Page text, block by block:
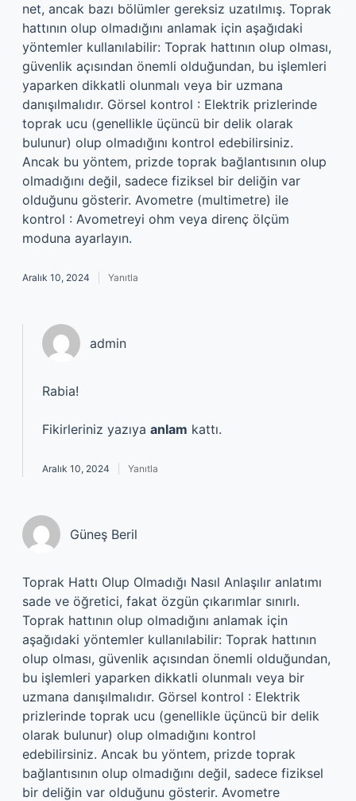
net, ancak bazı bölümler gereksiz uzatılmış. Toprak
hattının olup olmadığını anlamak için aşağıdaki
yöntemler kullanılabilir: Toprak hattının olup olması,
güvenlik açısından önemli olduğundan, bu işlemleri
yaparken dikkatli olunmalı veya bir uzmana
danışılmalıdır. Görsel kontrol : Elektrik prizlerinde
toprak ucu (genellikle üçüncü bir delik olarak
bulunur) olup olmadığını kontrol edebilirsiniz.
Ancak bu yöntem, prizde toprak bağlantısının olup
olmadığını değil, sadece fiziksel bir deliğin var
olduğunu gösterir. Avometre (multimetre) ile
kontrol : Avometreyi ohm veya direnç ölçüm
moduna ayarlayın.
Aralık 10, 2024 Yanıtla
admin
Rabia!
Fikirleriniz yazıya anlam kattı.
Aralık 10, 2024 Yanıtla
Güneş Beril
Toprak Hattı Olup Olmadığı Nasıl Anlaşılır anlatımı
sade ve öğretici, fakat özgün çıkarımlar sınırlı.
Toprak hattının olup olmadığını anlamak için
aşağıdaki yöntemler kullanılabilir: Toprak hattının
olup olması, güvenlik açısından önemli olduğundan,
bu işlemleri yaparken dikkatli olunmalı veya bir
uzmana danışılmalıdır. Görsel kontrol : Elektrik
prizlerinde toprak ucu (genellikle üçüncü bir delik
olarak bulunur) olup olmadığını kontrol
edebilirsiniz. Ancak bu yöntem, prizde toprak
bağlantısının olup olmadığını değil, sadece fiziksel
bir deliğin var olduğunu gösterir. Avometre